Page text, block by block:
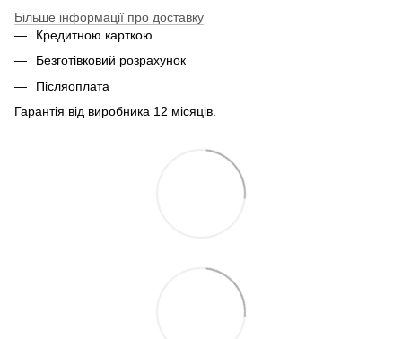
Більше інформації про доставку
Кредитною карткою
Безготівковий розрахунок
Післяоплата
Гарантія від виробника 12 місяців.